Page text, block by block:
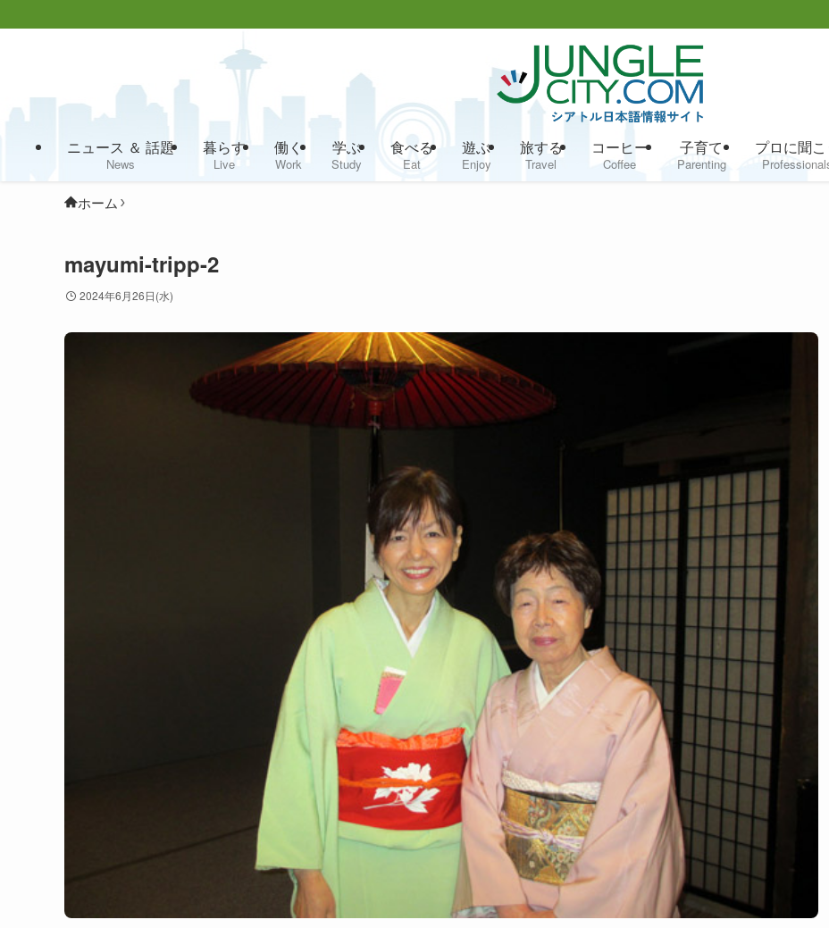
ニュース ＆ 話題
News
暮らす
Live
働く
Work
学ぶ
Study
食べる
Eat
遊ぶ
Enjoy
旅する
Travel
コーヒー
Coffee
子育て
Parenting
プロに聞
ホーム
mayumi-tripp-2
2024年6月26日(水)